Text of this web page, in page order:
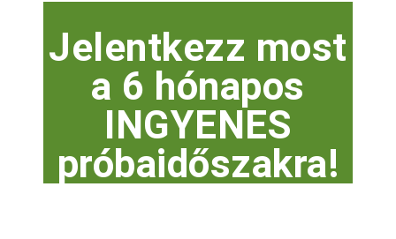
Jelentkezz most
a 6 hónapos
INGYENES
próbaidőszakra!